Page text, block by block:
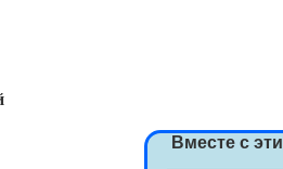
Вместе с